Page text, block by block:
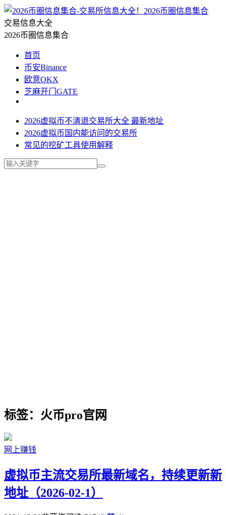
2026币圈信息集合
交易信息大全
2026币圈信息集合
首页
币安Binance
欧意OKX
芝麻开门GATE
2026虚拟币不清退交易所大全 最新地址
2026虚拟币国内能访问的交易所
常见的挖矿工具使用解释
标签：火币pro官网
网上赚钱
虚拟币主流交易所最新域名，持续更新新
地址（2026-02-1）